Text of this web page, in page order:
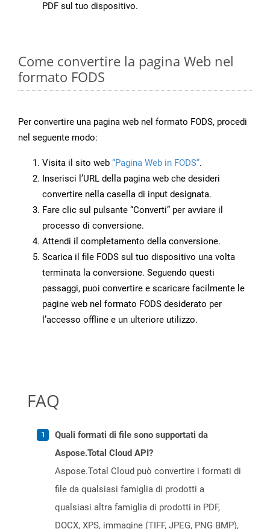
PDF sul tuo dispositivo.
Come convertire la pagina Web nel
formato FODS
Per convertire una pagina web nel formato FODS, procedi
nel seguente modo:
Visita il sito web “Pagina Web in FODS”.
Inserisci l’URL della pagina web che desideri
convertire nella casella di input designata.
Fare clic sul pulsante “Converti” per avviare il
processo di conversione.
Attendi il completamento della conversione.
Scarica il file FODS sul tuo dispositivo una volta
terminata la conversione. Seguendo questi
passaggi, puoi convertire e scaricare facilmente le
pagine web nel formato FODS desiderato per
l’accesso offline e un ulteriore utilizzo.
FAQ
Quali formati di file sono supportati da
Aspose.Total Cloud API?
Aspose.Total Cloud può convertire i formati di
file da qualsiasi famiglia di prodotti a
qualsiasi altra famiglia di prodotti in PDF,
DOCX, XPS, immagine (TIFF, JPEG, PNG BMP),